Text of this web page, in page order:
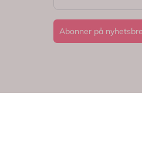
Abonner på